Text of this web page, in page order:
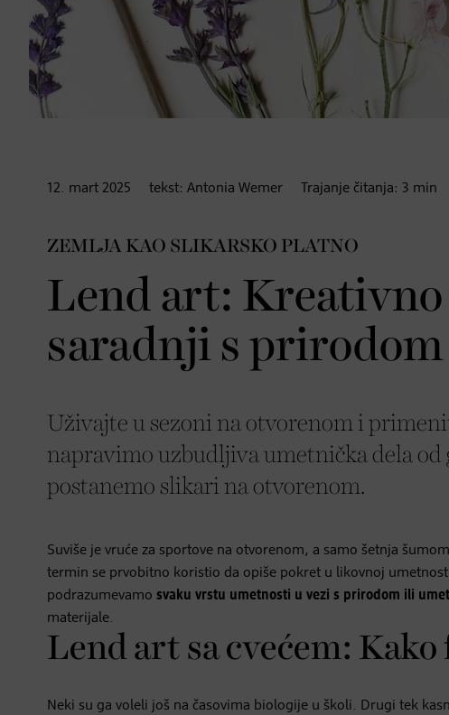
12. mart 2025 tekst: Antonia Wemer Trajanje čitanja: 3 min
ZEMLJA KAO SLIKARSKO PLATNO
Lend art:
saradnji s prirodom
Uživajte u sezoni na otvorenom i
napravimo uzbudljiva umetnička dela
postanemo slikari na otvorenom.
Suviše je vruće za sportove na otvorenom, a samo šetnja
termin se prvobitno koristio da opiše pokret u likovnoj
podrazumevamo svaku vrstu umetnosti u vezi s prirodom ili
materijale.
Lend art sa cvećem:
Neki su ga voleli još na časovima biologije u školi. Drugi tek